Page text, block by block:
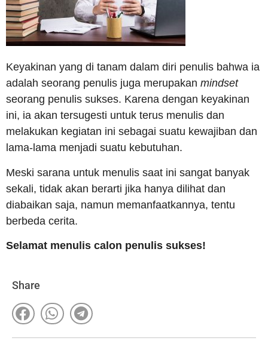
Keyakinan yang di tanam dalam diri penulis bahwa ia
adalah seorang penulis juga merupakan mindset
seorang penulis sukses. Karena dengan keyakinan
ini, ia akan tersugesti untuk terus menulis dan
melakukan kegiatan ini sebagai suatu kewajiban dan
lama-lama menjadi suatu kebutuhan.
Meski sarana untuk menulis saat ini sangat banyak
sekali, tidak akan berarti jika hanya dilihat dan
diabaikan saja, namun memanfaatkannya, tentu
berbeda cerita.
Selamat menulis calon penulis sukses!
Share